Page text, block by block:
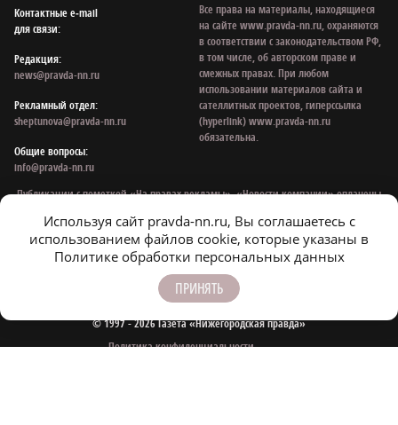
Контактные e‑mail
для связи:
Редакция:
news@pravda-nn.ru
Рекламный отдел:
sheptunova@pravda-nn.ru
Общие вопросы:
info@pravda-nn.ru
Все права на материалы, находящиеся
на сайте www.pravda-nn.ru, охраняются
в соответствии с законодательством РФ,
в том числе, об авторском праве и
смежных правах. При любом
использовании материалов сайта и
сателлитных проектов, гиперссылка
(hyperlink) www.pravda-nn.ru
обязательна.
Публикации с пометкой «На правах рекламы», «Новости компании» оплачены
информации, содержащейся в рекламных объявлениях.
На информационном ресурсе применяются рекомендательные технологии:
mirtesen,smi2.
© 1997 - 2026 Газета «Нижегородская правда»
Политика конфиденциальности
Используя сайт pravda-nn.ru, Вы соглашаетесь с
использованием файлов cookie, которые указаны в
Политике обработки персональных данных
ПРИНЯТЬ